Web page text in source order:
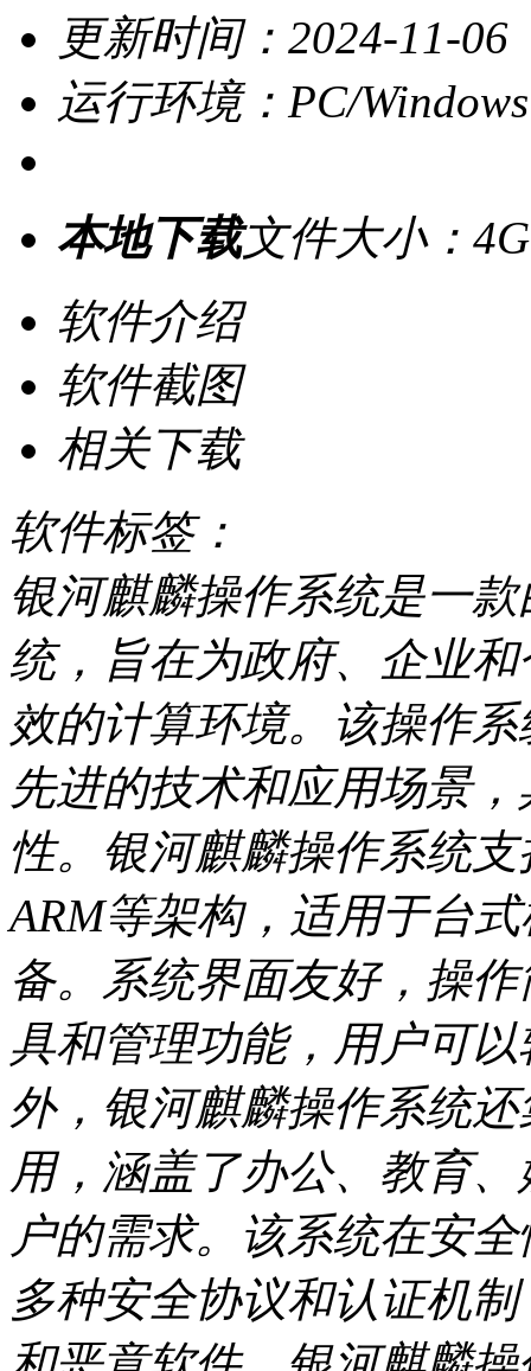
更新时间：2024-11-06
运行环境：PC/Windows
本地下载文件大小：4G
软件介绍
软件截图
相关下载
软件标签：
银河麒麟操作系统是一
统，旨在为政府、企业
效的计算环境。该操作
先进的技术和应用场景
性。银河麒麟操作系统
ARM等架构，适用于台
备。系统界面友好，操
具和管理功能，用户可
外，银河麒麟操作系统
用，涵盖了办公、教育
户的需求。该系统在安
多种安全协议和认证机